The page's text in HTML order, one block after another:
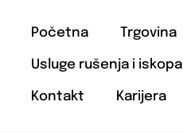
Početna Trgovina
Usluge rušenja i iskopa
Kontakt Karijera